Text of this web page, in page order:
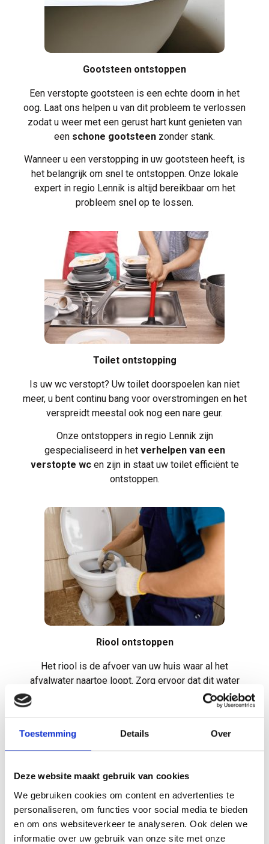
Toestemming Details Over
Deze website maakt gebruik van cookies
We gebruiken cookies om content en advertenties te
personaliseren, om functies voor social media te bieden
en om ons websiteverkeer te analyseren. Ook delen we
informatie over uw gebruik van onze site met onze
Gootsteen ontstoppen
Een verstopte gootsteen is een echte doorn in het
oog. Laat ons helpen u van dit probleem te verlossen
zodat u weer met een gerust hart kunt genieten van
een schone gootsteen zonder stank.
Wanneer u een verstopping in uw gootsteen heeft, is
het belangrijk om snel te ontstoppen. Onze lokale
expert in regio Lennik is altijd bereikbaar om het
probleem snel op te lossen.
Toilet ontstopping
Is uw wc verstopt? Uw toilet doorspoelen kan niet
meer, u bent continu bang voor overstromingen en het
verspreidt meestal ook nog een nare geur.
Onze ontstoppers in regio Lennik zijn
gespecialiseerd in het verhelpen van een
verstopte wcen zijn in staat uw toilet efficiënt te
ontstoppen.
Riool ontstoppen
Het riool is de afvoer van uw huis waar al het
afvalwater naartoe loopt. Zorg ervoor dat dit water
weg kan lopen door regelmatig uw
riolering te laten
Al uw afvoerleidingen worden dag in dag uit
rioolontstaat door al dat overlast. Gelukkig is er een
passende oplossing:
professionele
ontstoppingsdienst in regio Lennik